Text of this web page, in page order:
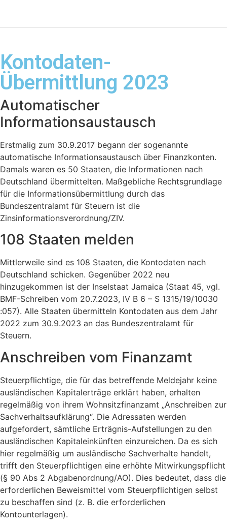
Kontodaten-
Übermittlung 2023
Automatischer
Informationsaustausch
Erstmalig zum 30.9.2017 begann der sogenannte
automatische Informationsaustausch über Finanzkonten.
Damals waren es 50 Staaten, die Informationen nach
Deutschland übermittelten. Maßgebliche Rechtsgrundlage
für die Informationsübermittlung durch das
Bundeszentralamt für Steuern ist die
Zinsinformationsverordnung/ZIV.
108 Staaten melden
Mittlerweile sind es 108 Staaten, die Kontodaten nach
Deutschland schicken. Gegenüber 2022 neu
hinzugekommen ist der Inselstaat Jamaica (Staat 45, vgl.
BMF-Schreiben vom 20.7.2023, IV B 6 – S 1315/19/10030
:057). Alle Staaten übermitteln Kontodaten aus dem Jahr
2022 zum 30.9.2023 an das Bundeszentralamt für
Steuern.
Anschreiben vom Finanzamt
Steuerpflichtige, die für das betreffende Meldejahr keine
ausländischen Kapitalerträge erklärt haben, erhalten
regelmäßig von ihrem Wohnsitzfinanzamt „Anschreiben zur
Sachverhaltsaufklärung“. Die Adressaten werden
aufgefordert, sämtliche Erträgnis-Aufstellungen zu den
ausländischen Kapitaleinkünften einzureichen. Da es sich
hier regelmäßig um ausländische Sachverhalte handelt,
trifft den Steuerpflichtigen eine erhöhte Mitwirkungspflicht
(§ 90 Abs 2 Abgabenordnung/AO). Dies bedeutet, dass die
erforderlichen Beweismittel vom Steuerpflichtigen selbst
zu beschaffen sind (z. B. die erforderlichen
Kontounterlagen).